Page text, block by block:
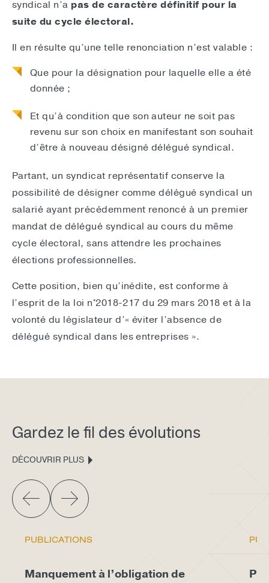
syndical n’a pas de caractère définitif pour la
suite du cycle électoral.
Il en résulte qu’une telle renonciation n’est valable :
Que pour la désignation pour laquelle elle a été
donnée ;
Et qu’à condition que son auteur ne soit pas
revenu sur son choix en manifestant son souhait
d’être à nouveau désigné délégué syndical.
Partant, un syndicat représentatif conserve la
possibilité de désigner comme délégué syndical un
salarié ayant précédemment renoncé à un premier
mandat de délégué syndical au cours du même
cycle électoral, sans attendre les prochaines
élections professionnelles.
Cette position, bien qu’inédite, est conforme à
l’esprit de la loi n°2018-217 du 29 mars 2018 et à la
volonté du législateur d’« éviter l’absence de
délégué syndical dans les entreprises ».
Gardez le fil des évolutions
DÉCOUVRIR PLUS
PUBLICATIONS
Manquement à l’obligation de